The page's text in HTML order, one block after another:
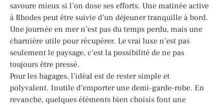
savoure mieux si l’on dose ses efforts. Une matinée active
à Rhodes peut être suivie d’un déjeuner tranquille à bord.
Une journée en mer n’est pas du temps perdu, mais une
charnière utile pour récupérer. Le vrai luxe n’est pas
seulement le paysage, c’est la possibilité de ne pas
toujours être pressé.
Pour les bagages, l’idéal est de rester simple et
polyvalent. Inutile d’emporter une demi-garde-robe. En
revanche, quelques éléments bien choisis font une